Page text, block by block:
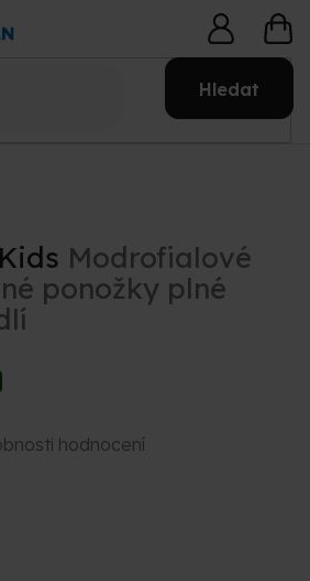
Hledat
Modrofialové
ponožky plné
hodnocení